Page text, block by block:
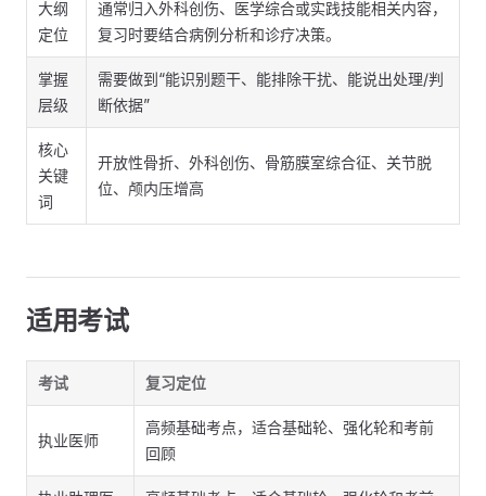
大纲
定位
通常归入外科创伤、医学综合或实践技能相关内容，
复习时要结合病例分析和诊疗决策。
掌握
层级
需要做到“能识别题干、能排除干扰、能说出处理/判
断依据”
核心
关键
词
开放性骨折、外科创伤、骨筋膜室综合征、关节脱
位、颅内压增高
适用考试
考试 复习定位
执业医师
高频基础考点，适合基础轮、强化轮和考前
回顾